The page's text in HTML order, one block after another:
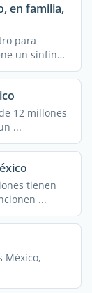
en familia,
para
un sinfín
12 millones
...
tienen
...
México,